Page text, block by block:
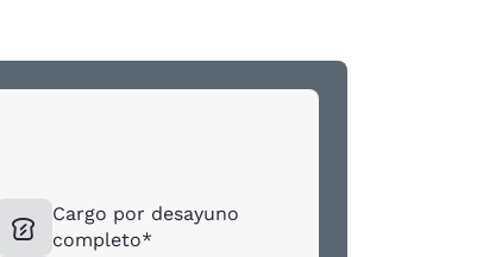
Cargo por desayuno
completo*